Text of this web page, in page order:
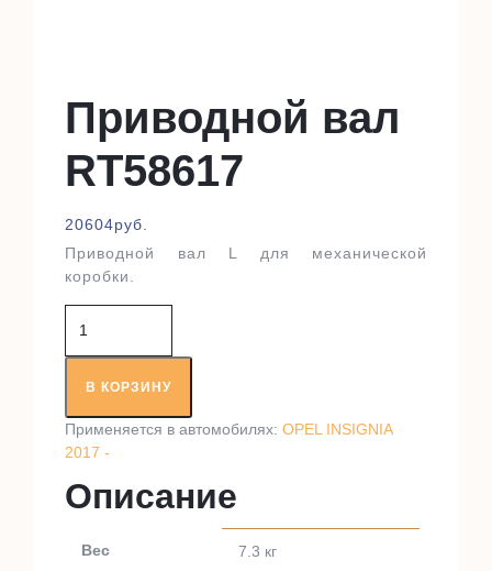
Приводной вал
RT58617
20604руб.
Приводной вал L для механической
коробки.
товара
Приводной
валВ КОРЗИНУ
Применяется в автомобилях: OPEL INSIGNIA
2017 -
Описание
Вес 7.3 кг